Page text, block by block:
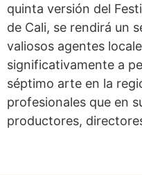
quinta versión del
de Cali, se rendirá un
valiosos agentes
significativamente a
séptimo arte en la
profesionales que en
productores,